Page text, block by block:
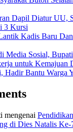
Dapil Diatur UU,
3 Kursi
Kadis Baru
Media Sosial,
untuk Kemajuan
Hadir Bantu Warga
mengenai
di Dies Natalis